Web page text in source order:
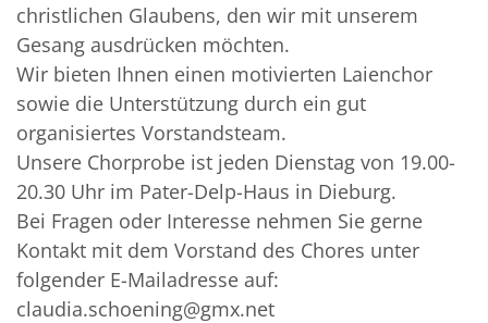
christlichen Glaubens, den wir mit unserem
Gesang ausdrücken möchten.
Wir bieten Ihnen einen motivierten Laienchor
sowie die Unterstützung durch ein gut
organisiertes Vorstandsteam.
Unsere Chorprobe ist jeden Dienstag von 19.00-
20.30 Uhr im Pater-Delp-Haus in Dieburg.
Bei Fragen oder Interesse nehmen Sie gerne
Kontakt mit dem Vorstand des Chores unter
folgender E-Mailadresse auf:
claudia.schoening@gmx.net